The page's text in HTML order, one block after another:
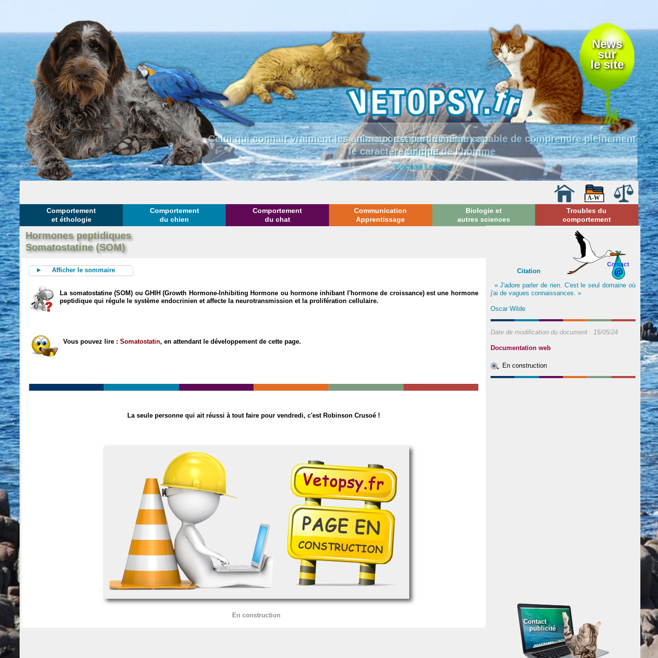
News
sur
le site
Celui qui connait vraiment les animaux est par là même capable de comprendre pleinement
le caractère unique de l'homme
Konrad Lorenz
Comportement
et éthologie
Comportement
du chien
Comportement
du chat
Communication
Apprentissage
Biologie et
autres sciences
Troubles du
comportement
Hormones peptidiques
Somatostatine (SOM)
► Afficher le sommaire
La somatostatine (SOM) ou GHIH (Growth Hormone-Inhibiting Hormone ou hormone inhibant l'hormone de croissance) est une hormone
peptidique qui régule le système endocrinien et affecte la neurotransmission et la prolifération cellulaire.
Vous pouvez lire :Somatostatin, en attendant le développement de cette page.
La seule personne qui ait réussi à tout faire pour vendredi, c'est Robinson Crusoé !
En construction
Contact
Citation
« J'adore parler de rien. C'est le seul domaine où
j'ai de vagues connaissances. »
Oscar Wilde
Date de modification du document : 15/05/24
Documentation web
En construction
Contact
publicité